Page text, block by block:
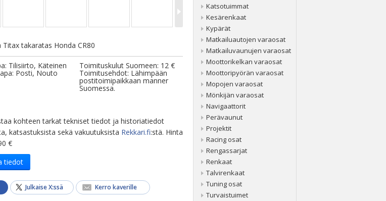
Titax takaratas Honda CR80
Tilisiirto, Käteinen
Posti, Nouto
Toimituskulut Suomeen: 12 €
Toimitusehdot: Lähimpään
postitoimipaikkaan manner
Suomessa.
kohteen tarkat tekniset tiedot ja historiatiedot
katsastuksista sekä vakuutuksista Rekkari.fi:stä. Hinta
€
tiedot
Julkaise X:ssä Kerro kaverille
Katsotuimmat
Kesärenkaat
Kypärät
Matkailuautojen varaosat
Matkailuvaunujen varaosat
Moottorikelkan varaosat
Moottoripyörän varaosat
Mopojen varaosat
Mönkijän varaosat
Navigaattorit
Perävaunut
Projektit
Racing osat
Rengassarjat
Renkaat
Talvirenkaat
Tuning osat
Turvaistuimet